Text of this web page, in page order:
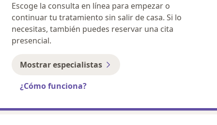
Escoge la consulta en línea para empezar o
continuar tu tratamiento sin salir de casa. Si lo
necesitas, también puedes reservar una cita
presencial.
Mostrar especialistas
¿Cómo funciona?